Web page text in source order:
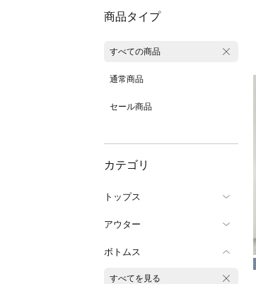
商品タイプ
すべての商品
通常商品
セール商品
カテゴリ
トップス
アウター
ボトムス
すべてを見る